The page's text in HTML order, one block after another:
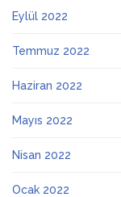
Eylül 2022
Temmuz 2022
Haziran 2022
Mayıs 2022
Nisan 2022
Ocak 2022